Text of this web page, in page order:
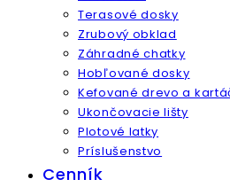
Terasové dosky
Zrubový obklad
Záhradné chatky
Hobľované dosky
Kefované drevo a
Ukončovacie lišty
Plotové latky
Príslušenstvo
Cenník